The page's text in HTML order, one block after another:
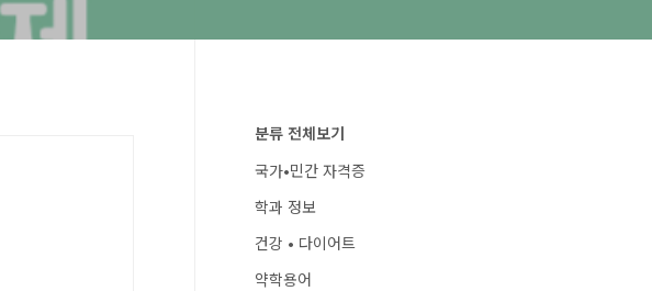
분류 전체보기
국가•민간 자격증
학과 정보
건강 • 다이어트
약학용어